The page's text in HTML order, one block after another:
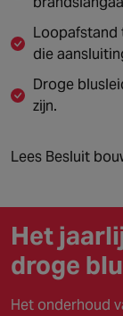
Loopafstand
die
Droge
zijn.
Lees Besluit
Het
droge
Het onderhoud